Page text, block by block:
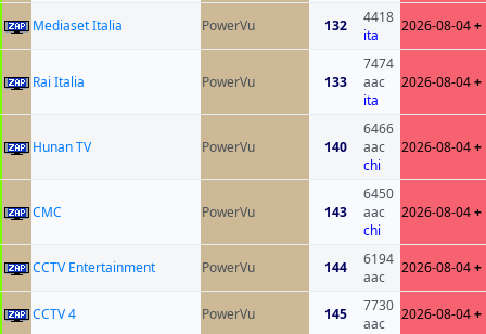
Mediaset Italia PowerVu 132
4418
ita
2026-08-04+
Rai Italia PowerVu 133
7474
aac
ita
2026-08-04+
Hunan TV PowerVu 140
6466
aac
chi
2026-08-04+
CMC PowerVu 143
6450
aac
chi
2026-08-04+
CCTV Entertainment PowerVu 144
6194
aac
2026-08-04+
CCTV 4 PowerVu 145
7730
aac
2026-08-04+